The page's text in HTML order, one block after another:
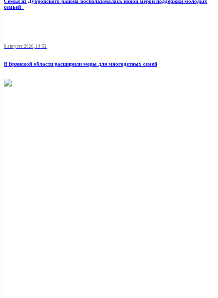
семьей
6 августа 2026, 14:52
В Брянской области расширили меры для многодетных семей